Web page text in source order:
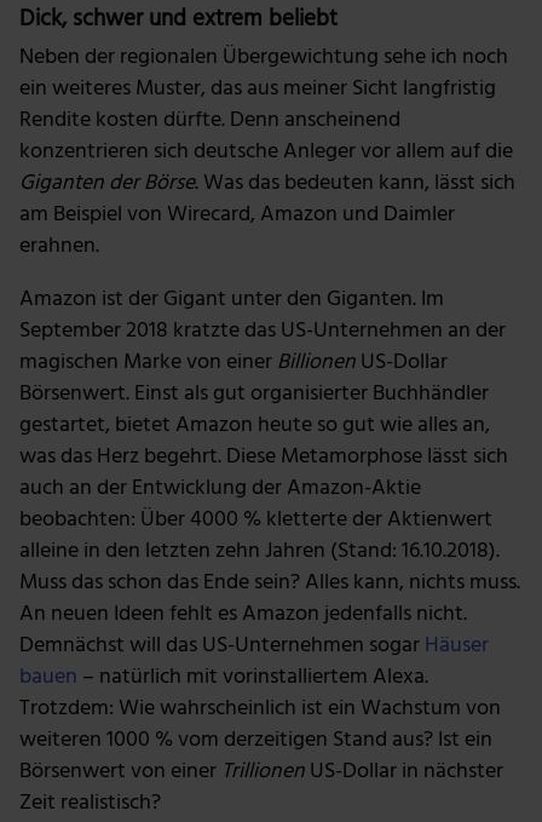
Dick, schwer und extrem beliebt
Neben der regionalen Übergewichtung sehe ich noch
ein weiteres Muster, das aus meiner Sicht langfristig
Rendite kosten dürfte. Denn anscheinend
konzentrieren sich deutsche Anleger vor allem auf die
Giganten der Börse. Was das bedeuten kann, lässt sich
am Beispiel von Wirecard, Amazon und Daimler
erahnen.
Amazon ist der Gigant unter den Giganten. Im
September 2018 kratzte das US-Unternehmen an der
magischen Marke von einerBillionenUS-Dollar
Börsenwert. Einst als gut organisierter Buchhändler
gestartet, bietet Amazon heute so gut wie alles an,
was das Herz begehrt. Diese Metamorphose lässt sich
auch an der Entwicklung der Amazon-Aktie
beobachten: Über 4000 % kletterte der Aktienwert
alleine in den letzten zehn Jahren (Stand: 16.10.2018).
Muss das schon das Ende sein? Alles kann, nichts muss.
An neuen Ideen fehlt es Amazon jedenfalls nicht.
Demnächst will das US-Unternehmen sogarHäuser
bauen – natürlich mit vorinstalliertem Alexa.
Trotzdem: Wie wahrscheinlich ist ein Wachstum von
weiteren 1000 % vom derzeitigen Stand aus? Ist ein
Börsenwert von einer TrillionenUS-Dollar in nächster
Zeit realistisch?